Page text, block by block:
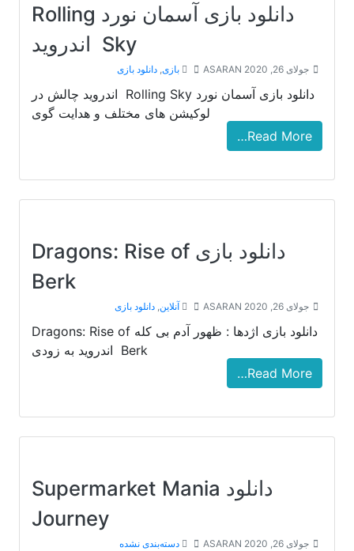
دانلود بازی آسمان نورد Rolling
Sky اندروید
جولای 26, 2020 ASARAN بازی, دانلود بازی
دانلود بازی آسمان نورد Rolling Sky اندروید چالش در
لوکیشن های مختلف و هدایت گوی
Read More…
دانلود بازی Dragons: Rise of
Berk
جولای 26, 2020 ASARAN آنلاین, دانلود بازی
دانلود بازی اژدها : ظهور آدم بی کله Dragons: Rise of
Berk اندروید به زودی
Read More…
دانلود Supermarket Mania
Journey
جولای 26, 2020 ASARAN دسته‌بندی نشده